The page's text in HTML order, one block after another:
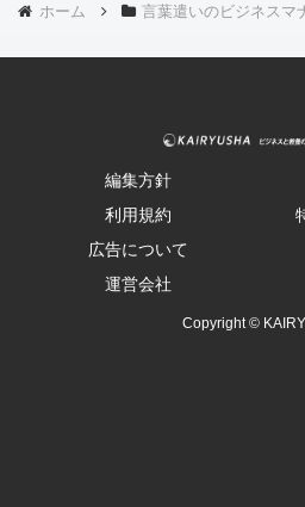
ホーム 言葉遣いのビジネスマ
編集方針
利用規約
広告について
運営会社
Copyright ©